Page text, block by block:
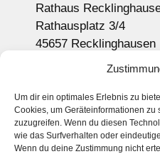
Um dir ein optimales Erlebnis zu
Cookies, um Geräteinformationen
zuzugreifen. Wenn du diesen
wie das Surfverhalten oder
Wenn du deine Zustimmung nicht
Rathaus
Rathausplatz 3/4
45657 Recklinghausen
Anzeige auf Google-
Newsletter
Sitemap